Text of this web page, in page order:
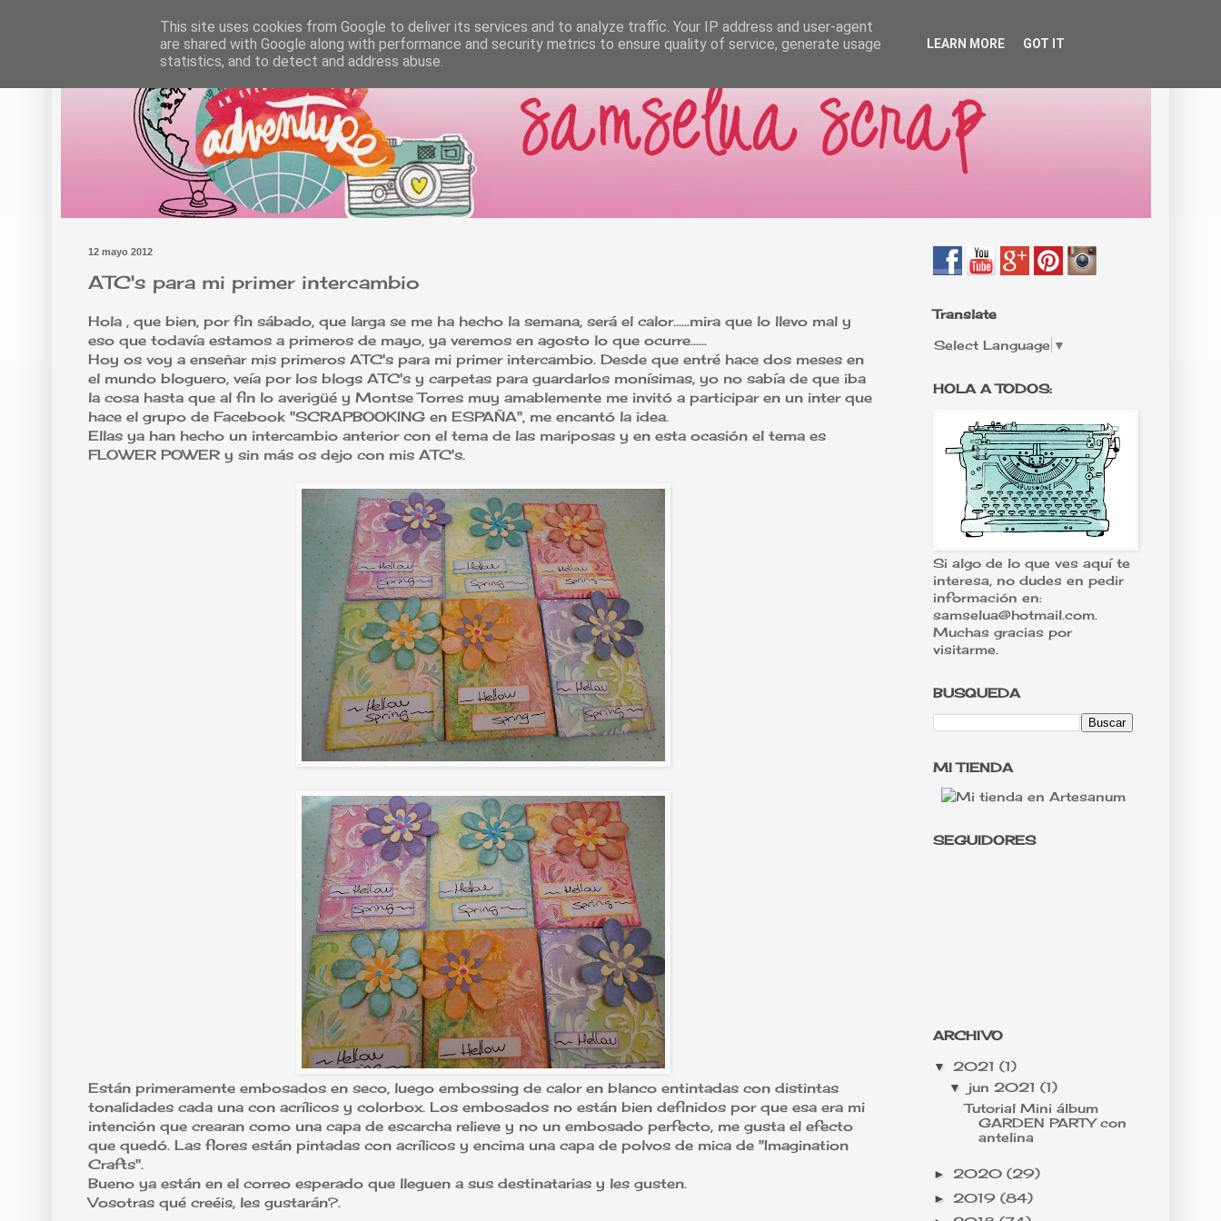
12 mayo 2012
ATC's para mi primer intercambio
Hola , que bien, por fin sábado, que larga se me ha hecho la semana, será el calor......mira que lo llevo mal y
eso que todavía estamos a primeros de mayo, ya veremos en agosto lo que ocurre......
Hoy os voy a enseñar mis primeros ATC's para mi primer intercambio. Desde que entré hace dos meses en
el mundo bloguero, veía por los blogs ATC's y carpetas para guardarlos monísimas, yo no sabía de que iba
la cosa hasta que al fin lo averigüé y Montse Torres muy amablemente me invitó a participar en un inter que
hace el grupo de Facebook "SCRAPBOOKING en ESPAÑA", me encantó la idea.
Ellas ya han hecho un intercambio anterior con el tema de las mariposas y en esta ocasión el tema es
FLOWER POWER y sin más os dejo con mis ATC's.
Están primeramente embosados en seco, luego embossing de calor en blanco entintadas con distintas
tonalidades cada una con acrílicos y colorbox. Los embosados no están bien definidos por que esa era mi
intención que crearan como una capa de escarcha relieve y no un embosado perfecto, me gusta el efecto
que quedó. Las flores están pintadas con acrílicos y encima una capa de polvos de mica de "Imagination
Crafts".
Bueno ya están en el correo esperado que lleguen a sus destinatarias y les gusten.
Vosotras qué creéis, les gustarán?.
Translate
Select Language ▼
HOLA A TODOS:
Si algo de lo que ves aquí te
interesa, no dudes en pedir
información en:
samselua@hotmail.com.
Muchas gracias por
visitarme.
BUSQUEDA
MI TIENDA
SEGUIDORES
ARCHIVO
▼ 2021 (1)
▼ jun 2021 (1)
Tutorial Mini álbum
GARDEN PARTY con
antelina
► 2020 (29)
► 2019 (84)
This site uses cookies from Google to deliver its services and to analyze traffic. Your IP address and user-agent
are shared with Google along with performance and security metrics to ensure quality of service, generate usage
statistics, and to detect and address abuse.
LEARN MORE GOT IT